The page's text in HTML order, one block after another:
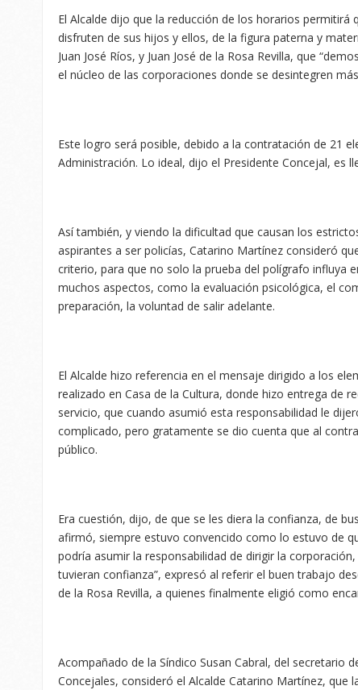
El Alcalde dijo que la reducción de los horarios
disfruten de sus hijos y ellos, de la figura paterna y
Juan José Ríos, y Juan José de la Rosa Revilla, que
el núcleo de las corporaciones donde se desintegren
Este logro será posible, debido a la contratación de 21
Administración. Lo ideal, dijo el Presidente Concejal, es
Así también, y viendo la dificultad que causan los
aspirantes a ser policías, Catarino Martínez consideró
criterio, para que no solo la prueba del polígrafo influya
muchos aspectos, como la evaluación psicológica, el
preparación, la voluntad de salir adelante.
El Alcalde hizo referencia en el mensaje dirigido a los
realizado en Casa de la Cultura, donde hizo entrega de
servicio, que cuando asumió esta responsabilidad le
complicado, pero gratamente se dio cuenta que al
público.
Era cuestión, dijo, de que se les diera la confianza, de
afirmó, siempre estuvo convencido como lo estuvo de
podría asumir la responsabilidad de dirigir la
tuvieran confianza”, expresó al referir el buen trabajo
de la Rosa Revilla, a quienes finalmente eligió como
Acompañado de la Síndico Susan Cabral, del secretario
Concejales, consideró el Alcalde Catarino Martínez, que